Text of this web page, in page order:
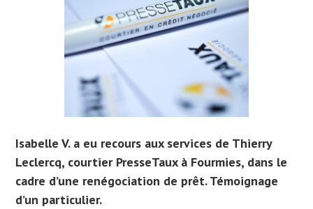
Isabelle V. a eu recours aux services de Thierry
Leclercq, courtier PresseTaux à Fourmies, dans le
cadre d’une renégociation de prêt. Témoignage
d’un particulier.